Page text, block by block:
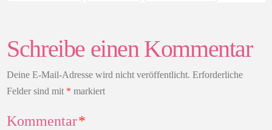
Schreibe einen Kommentar
Deine E-Mail-Adresse wird nicht veröffentlicht. Erforderliche
Felder sind mit * markiert
Kommentar*